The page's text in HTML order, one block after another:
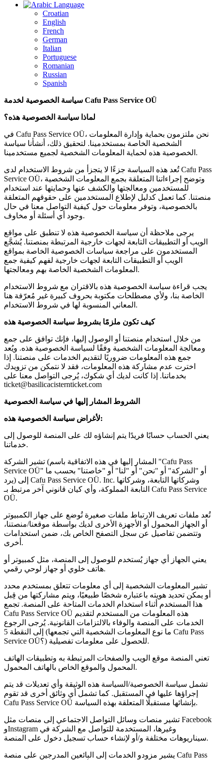
Language
Croatian
English
French
German
Italian
Portuguese
Romanian
Russian
Spanish
سياسة الخصوصية لخدمة Cafu Pass Service OÜ
لماذا سياسة الخصوصية هذه؟
في Cafu Pass Service OÜ، نحن ملتزمون بحماية وإدارة المعلومات
الشخصية الخاصة بمستخدمينا. لتحقيق ذلك، أنشأنا سياسة
الخصوصية هذه لحماية المعلومات الشخصية لجميع مستخدمينا.
تُعد هذه السياسة جزءًا لا يتجزأ من شروط الاستخدام لدى Cafu Pass
Service OÜ، وتوضح إجراءاتنا المتعلقة بجمع المعلومات الشخصية
للمستخدمين ومعالجتها والكشف عنها وحمايتها عند استخدام
منصتنا. كما تعمل كدليل لإطلاع المستخدمين على حقوقهم المتعلقة
بالخصوصية، وتوفر معلومات حول كيفية التواصل معنا في حال
وجود أي أسئلة أو مخاوف.
يرجى ملاحظة أن سياسة الخصوصية هذه لا تنطبق على مواقع
الويب أو التطبيقات التابعة لجهات خارجية المرتبطة بمنصتنا. يُشجَّع
المستخدمون على مراجعة سياسات الخصوصية الخاصة بمواقع
الويب أو التطبيقات التابعة لجهات خارجية لفهم كيفية جمع
المعلومات الشخصية الخاصة بهم ومعالجتها.
يجب قراءة سياسة الخصوصية هذه بالاقتران مع شروط الاستخدام
الخاصة بنا، ولأي مصطلحات مكتوبة بحروف كبيرة غير مُعرّفة هنا
المعاني المنسوبة لها في شروط الاستخدام.
كيف تكون ملزمًا بشروط سياسة الخصوصية هذه
من خلال استخدام منصتنا أو الوصول إليها، فإنك توافق على جمع
ومعالجة المعلومات الشخصية وفقًا لسياسة الخصوصية هذه. ويُعد
جمع هذه المعلومات ضروريًا لتقديم الخدمات على منصتنا. إذا
اخترت عدم مشاركة هذه المعلومات، فقد لا نتمكن من تزويدك
بخدماتنا. إذا كانت لديك أي شكوك، يُرجى التواصل معنا على
ticket@basilicacisternticket.com
الشروط المشار إليها في سياسة الخصوصية
لأغراض سياسة الخصوصية هذه:
يعني الحساب حسابًا فريدًا يتم إنشاؤه لك على المنصة للوصول إلى
خدماتنا.
تشير الشركة (المشار إليها في هذه الاتفاقية باسم "Cafu Pass
Service OÜ" أو "الشركة" أو "نحن" أو "لنا" أو "خاصتنا" بحسب ما
يرد) إلى Cafu Pass Service OÜ. Inc. وشركاتها التابعة، وشركاتها
التابعة المملوكة، وأي كيان قانوني آخر مرتبط بـ Cafu Pass Service
OÜ.
تُعد ملفات تعريف الارتباط ملفات صغيرة تُوضع على جهاز الكمبيوتر
أو الجهاز المحمول أو الأجهزة الأخرى لديك بواسطة موقعنا/منصتنا،
وتتضمن تفاصيل عن سجل التصفح الخاص بك، ضمن استخدامات
أخرى.
يعني الجهاز أي جهاز يُستخدم للوصول إلى المنصة، مثل كمبيوتر أو
هاتف خلوي أو جهاز لوحي رقمي.
تشير المعلومات الشخصية إلى أي معلومات تتعلق بمستخدم محدد
أو يمكن تحديد هويته باعتباره شخصًا طبيعيًا، ويتم مشاركتها من قِبل
هذا المستخدم أثناء استخدام الخدمات المتاحة على المنصة. تجمع
Cafu Pass Service OÜ هذه المعلومات من المستخدم لتقديم
الخدمات على المنصة والوفاء بالالتزامات القانونية. يُرجى الرجوع
إلى النقطة 5 (ما نوع المعلومات الشخصية التي تجمعها Cafu Pass
Service OÜ؟) للحصول على معلومات تفصيلية.
تعني المنصة موقع الويب والصفحات المرتبطة به وتطبيقات الهاتف
المحمول والموقع الخاص بالهاتف المحمول.
تشمل سياسة الخصوصية/السياسة هذه الوثيقة وأي تعديلات قد يتم
إجراؤها عليها في المستقبل. كما تشمل أي وثائق أخرى قد تقوم
Cafu Pass Service OÜ بإنشائها مستقبلًا المتعلقة بهذه السياسة.
تشير منصات وسائل التواصل الاجتماعي إلى منصات مثل Facebook
وInstagram وغيرها، المستخدمة للتواصل مع الشركة في
سيناريوهات مختلفة و/أو لإنشاء حساب تسجيل دخول على المنصة.
يشير مزودو الخدمات إلى البائعين المدرجين على منصة Cafu Pass